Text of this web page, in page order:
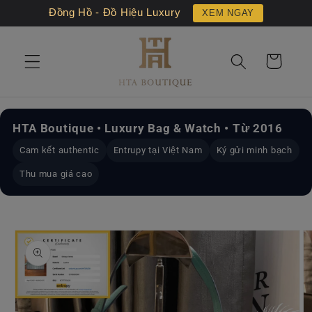
Đồng Hồ - Đồ Hiệu Luxury XEM NGAY
đến nội
Giỏ
hàng
HTA Boutique • Luxury Bag & Watch • Từ 2016
Cam kết authentic Entrupy tại Việt Nam Ký gửi minh bạch
Thu mua giá cao
đến
thông
tin sản
phẩm